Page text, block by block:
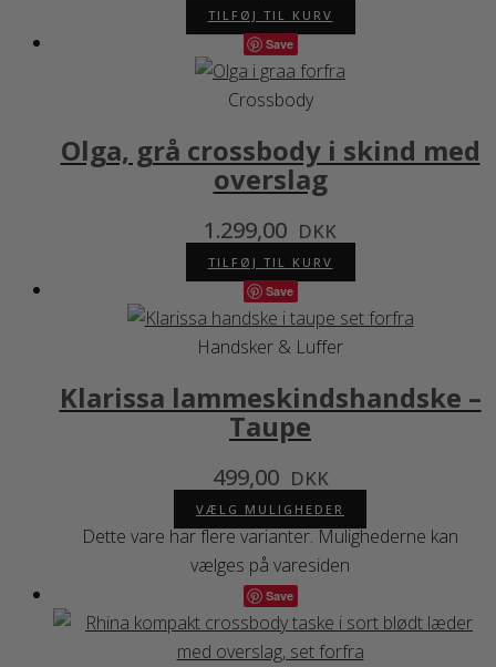
TILFØJ TIL KURV
Save
Crossbody
Olga, grå crossbody i skind med
overslag
1.299,00 DKK
TILFØJ TIL KURV
Save
Handsker & Luffer
Klarissa lammeskindshandske –
Taupe
499,00 DKK
VÆLG MULIGHEDER
Dette vare har flere varianter. Mulighederne kan
vælges på varesiden
Save